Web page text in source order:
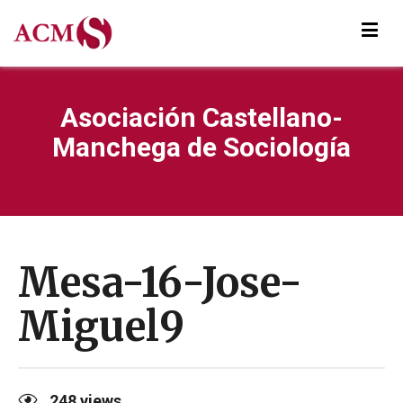
Asociación Castellano-
Manchega de Sociología
Mesa-16-Jose-
Miguel9